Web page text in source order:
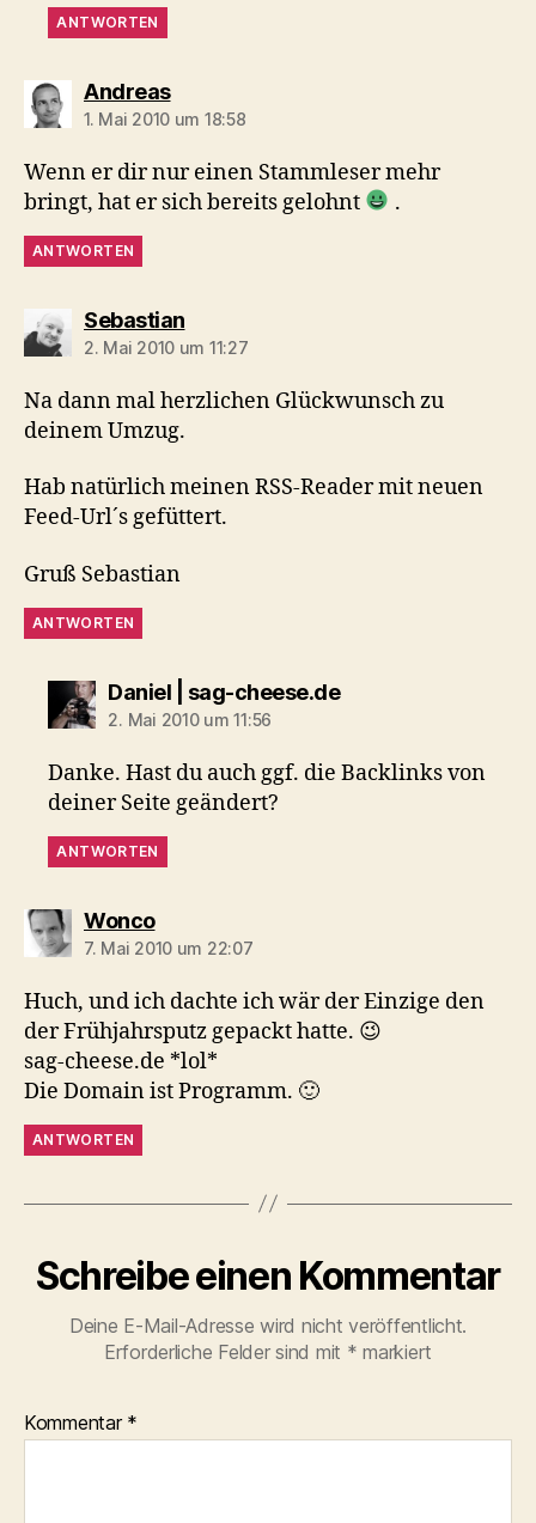
ANTWORTEN
Andreassagt:
1. Mai 2010 um 18:58
Wenn er dir nur einen Stammleser mehr
bringt, hat er sich bereits gelohnt
.
ANTWORTEN
Sebastiansagt:
2. Mai 2010 um 11:27
Na dann mal herzlichen Glückwunsch zu
deinem Umzug.
Hab natürlich meinen RSS-Reader mit neuen
Feed-Url´s gefüttert.
Gruß Sebastian
ANTWORTEN
Daniel | sag-cheese.desagt:
2. Mai 2010 um 11:56
Danke. Hast du auch ggf. die Backlinks von
deiner Seite geändert?
ANTWORTEN
Woncosagt:
7. Mai 2010 um 22:07
Huch, und ich dachte ich wär der Einzige den
der Frühjahrsputz gepackt hatte. 😉
sag-cheese.de *lol*
Die Domain ist Programm. 🙂
ANTWORTEN
Schreibe einen Kommentar
Deine E-Mail-Adresse wird nicht veröffentlicht.
Erforderliche Felder sind mit * markiert
Kommentar *